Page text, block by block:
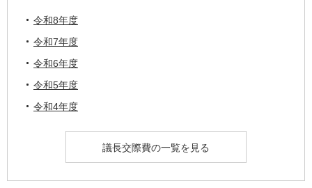
令和8年度
令和7年度
令和6年度
令和5年度
令和4年度
議長交際費の一覧を見る